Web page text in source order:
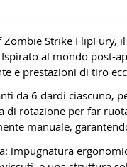
Zombie Strike
al mondo post-
e prestazioni di tiro
da 6 dardi ciascuno,
di rotazione per far
manuale,
impugnatura